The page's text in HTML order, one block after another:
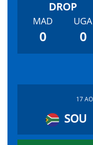
MAD UGA
0 0
17
SOU